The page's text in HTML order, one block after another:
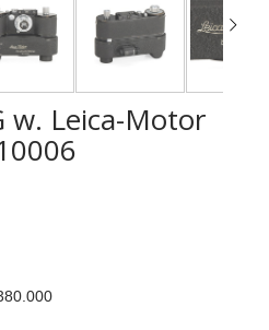
w. Leica-Motor